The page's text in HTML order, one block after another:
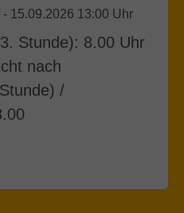
- 15.09.2026 13:00 Uhr
Stunde): 8.00 Uhr
nach
/